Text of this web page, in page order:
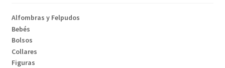
Alfombras y Felpudos
Bebés
Bolsos
Collares
Figuras